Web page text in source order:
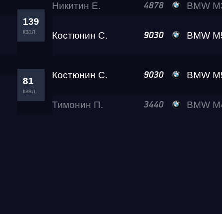
139
квал.
Никитин Е. 4878 BMW
Костюнин С. 9030 BMW
81
квал.
Костюнин С. 9030 BMW
Тимонин П. 3440 BMW